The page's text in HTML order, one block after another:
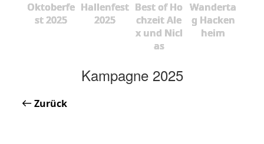
Oktoberfe
st 2025
Hallenfest
2025
Best of Ho
chzeit Ale
x und Nicl
as
Wanderta
g Hacken
heim
Kampagne 2025
Zurück